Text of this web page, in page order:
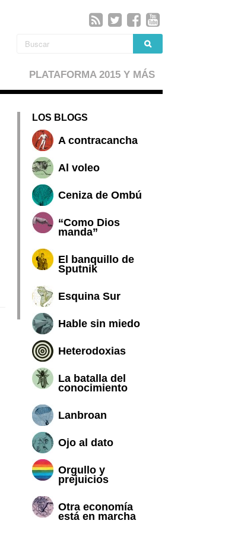
PLATAFORMA 2015 Y MÁS
LOS BLOGS
A contracancha
Al voleo
Ceniza de Ombú
“Como Dios
manda”
El banquillo de
Sputnik
Esquina Sur
Hable sin miedo
Heterodoxias
La batalla del
conocimiento
Lanbroan
Ojo al dato
Orgullo y
prejuicios
Otra economía
está en marcha